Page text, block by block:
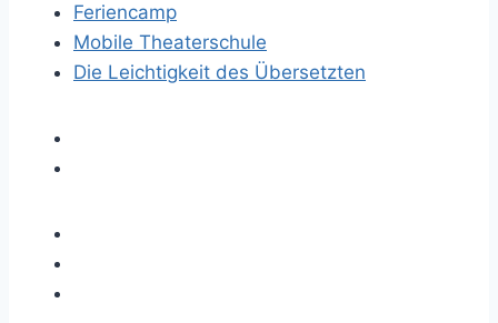
Feriencamp
Mobile Theaterschule
Die Leichtigkeit des Übersetzten